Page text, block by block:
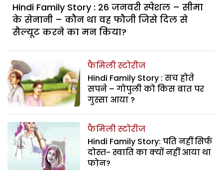
Hindi Family Story : 26 जनवरी स्पेशल – सीमा
के सेनानी – कौन था वह फौजी जिसे दिल से
सैल्यूट करने का मन किया?
फैमिली स्टोरीज
Hindi Family Story : सच होते
सपने – गोपुली को किस बात पर
गुस्सा आया ?
फैमिली स्टोरीज
Hindi Family Story: पति नहीं सिर्फ
दोस्त- स्वाति का क्यों नहीं आया था
फोन?